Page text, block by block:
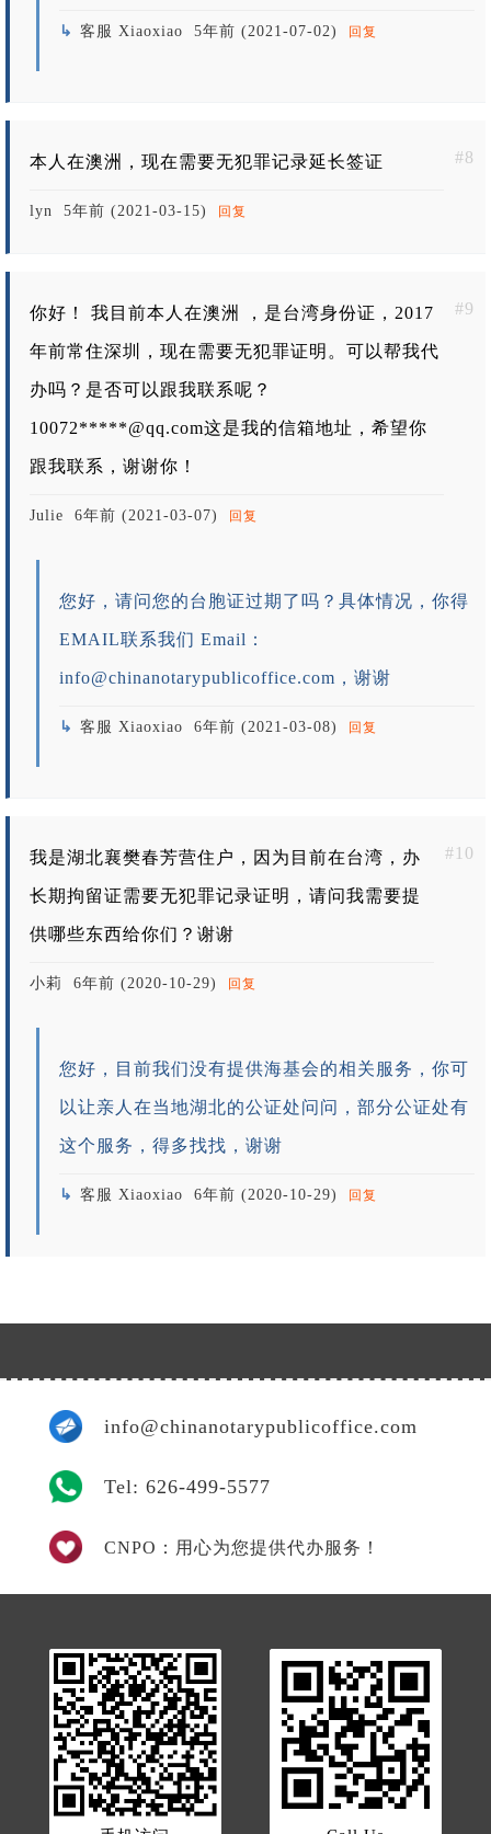
客服 Xiaoxiao 5年前 (2021-07-02) 回复
#8
本人在澳洲，现在需要无犯罪记录延长签证
lyn 5年前 (2021-03-15) 回复
#9
你好！ 我目前本人在澳洲 ，是台湾身份证，2017
年前常住深圳，现在需要无犯罪证明。可以帮我代
办吗？是否可以跟我联系呢？
10072*****@qq.com这是我的信箱地址，希望你
跟我联系，谢谢你！
Julie 6年前 (2021-03-07) 回复
您好，请问您的台胞证过期了吗？具体情况，你得
EMAIL联系我们 Email：
info@chinanotarypublicoffice.com ，谢谢
客服 Xiaoxiao 6年前 (2021-03-08) 回复
#10
我是湖北襄樊春芳营住户，因为目前在台湾，办
长期拘留证需要无犯罪记录证明，请问我需要提
供哪些东西给你们？谢谢
小莉 6年前 (2020-10-29) 回复
您好，目前我们没有提供海基会的相关服务，你可
以让亲人在当地湖北的公证处问问，部分公证处有
这个服务，得多找找，谢谢
客服 Xiaoxiao 6年前 (2020-10-29) 回复
info@chinanotarypublicoffice.com
Tel: 626-499-5577
CNPO：用心为您提供代办服务！